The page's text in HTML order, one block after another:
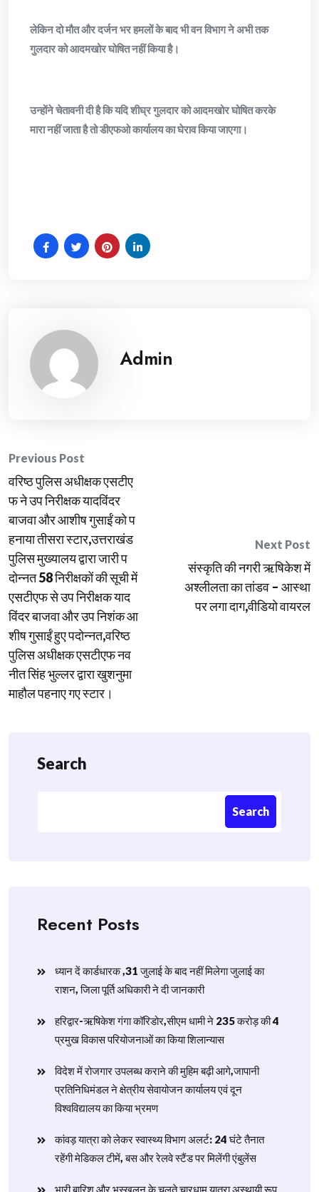
लेकिन दो मौत और दर्जन भर हमलों के बाद भी वन विभाग ने अभी तक
गुलदार को आदमखोर घोषित नहीं किया है।
उन्होंने चेतावनी दी है कि यदि शीघ्र गुलदार को आदमखोर घोषित करके
मारा नहीं जाता है तो डीएफओ कार्यालय का घेराव किया जाएगा।
Admin
Post
navigation
Previous Post
वरिष्ठ पुलिस अधीक्षक एसटीए
फ ने उप निरीक्षक यादविंदर
बाजवा और आशीष गुसाईं को प
हनाया तीसरा स्टार,उत्तराखंड
पुलिस मुख्यालय द्वारा जारी प
दोन्नत 58 निरीक्षकों की सूची में
एसटीएफ से उप निरीक्षक याद
विंदर बाजवा और उप निशंक आ
शीष गुसाईं हुए पदोन्नत,वरिष्ठ
पुलिस अधीक्षक एसटीएफ नव
नीत सिंह भुल्लर द्वारा खुशनुमा
माहौल पहनाए गए स्टार।
Next Post
संस्कृति की नगरी ऋषिकेश में
अश्लीलता का तांडव – आस्था
पर लगा दाग,वीडियो वायरल
Search
Search
Recent Posts
ध्यान दें कार्डधारक ,31 जुलाई के बाद नहीं मिलेगा जुलाई का
राशन, जिला पूर्ति अधिकारी ने दी जानकारी
हरिद्वार-ऋषिकेश गंगा कॉरिडोर,सीएम धामी ने 235 करोड़ की 4
प्रमुख विकास परियोजनाओं का किया शिलान्यास
विदेश में रोजगार उपलब्ध कराने की मुहिम बढ़ी आगे,जापानी
प्रतिनिधिमंडल ने क्षेत्रीय सेवायोजन कार्यालय एवं दून
विश्वविद्यालय का किया भ्रमण
​कांवड़ यात्रा को लेकर स्वास्थ्य विभाग अलर्ट: 24 घंटे तैनात
रहेंगी मेडिकल टीमें, बस और रेलवे स्टैंड पर मिलेंगी एंबुलेंस
​भारी बारिश और भूस्खलन के चलते चारधाम यात्रा अस्थायी रूप